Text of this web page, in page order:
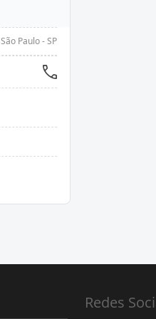
São Paulo - SP
Redes